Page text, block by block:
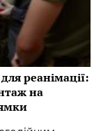
реанімації:
на